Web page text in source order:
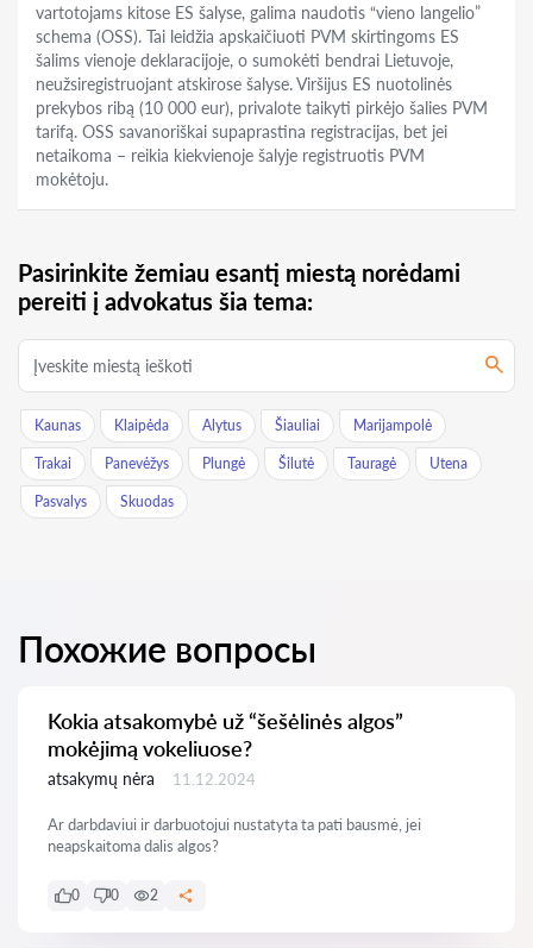
vartotojams kitose ES šalyse, galima naudotis “vieno langelio”
schema (OSS). Tai leidžia apskaičiuoti PVM skirtingoms ES
šalims vienoje deklaracijoje, o sumokėti bendrai Lietuvoje,
neužsiregistruojant atskirose šalyse. Viršijus ES nuotolinės
prekybos ribą (10 000 eur), privalote taikyti pirkėjo šalies PVM
tarifą. OSS savanoriškai supaprastina registracijas, bet jei
netaikoma – reikia kiekvienoje šalyje registruotis PVM
mokėtoju.
Pasirinkite žemiau esantį miestą norėdami
pereiti į advokatus šia tema:
Kaunas Klaipėda Alytus Šiauliai Marijampolė
Trakai Panevėžys Plungė Šilutė Tauragė Utena
Pasvalys Skuodas
Похожие вопросы
Kokia atsakomybė už “šešėlinės algos”
mokėjimą vokeliuose?
atsakymų nėra 11.12.2024
Ar darbdaviui ir darbuotojui nustatyta ta pati bausmė, jei
neapskaitoma dalis algos?
0 0 2